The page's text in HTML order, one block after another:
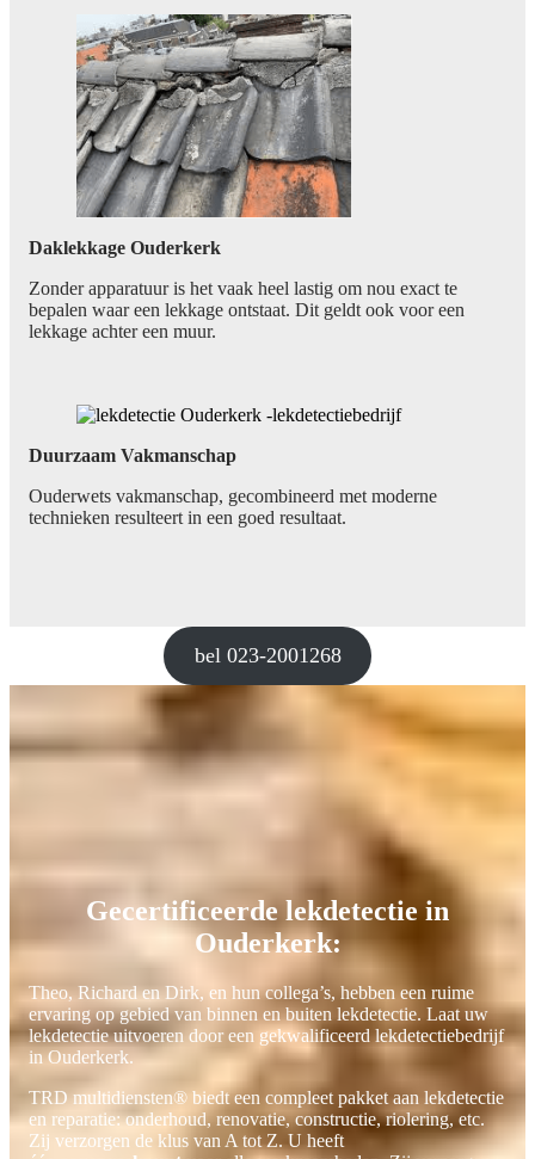
Daklekkage Ouderkerk
Zonder apparatuur is het vaak heel lastig om nou exact te
bepalen waar een lekkage ontstaat. Dit geldt ook voor een
lekkage achter een muur.
Duurzaam Vakmanschap
Ouderwets vakmanschap, gecombineerd met moderne
technieken resulteert in een goed resultaat.
bel 023-2001268
Gecertificeerde lekdetectie in
Ouderkerk:
Theo, Richard en Dirk, en hun collega’s, hebben een ruime
ervaring op gebied van binnen en buiten lekdetectie. Laat uw
lekdetectie uitvoeren door een gekwalificeerd lekdetectiebedrijf
in Ouderkerk.
TRD multidiensten® biedt een compleet pakket aan lekdetectie
en reparatie: onderhoud, renovatie, constructie, riolering, etc.
Zij verzorgen de klus van A tot Z. U heeft